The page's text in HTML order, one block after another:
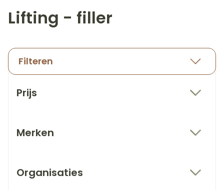
Lifting - filler
Filteren
Prijs
Merken
Organisaties